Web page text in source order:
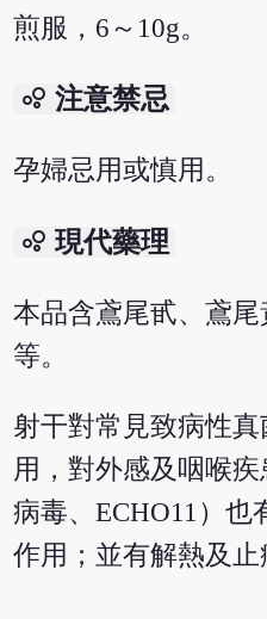
煎服，6～10g。
bubble_chart 注意禁忌
孕婦忌用或慎用。
bubble_chart 現代藥理
本品含鳶尾甙、鳶
等。
射干對常見致病性
用，對外感及咽喉
病毒、ECHO11）也
作用；並有解熱及止